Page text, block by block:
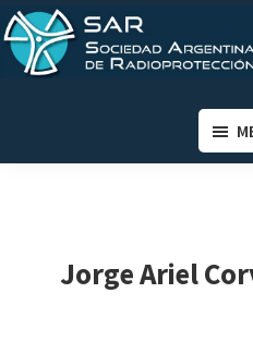
Saltar
al
contenido
Saltar
al
de
Jorge Ariel